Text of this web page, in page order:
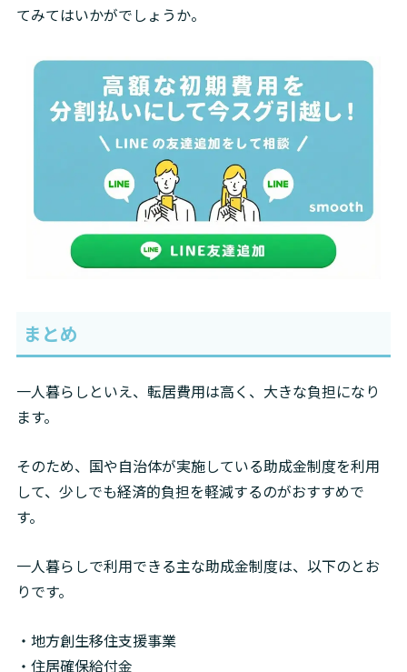
てみてはいかがでしょうか。
まとめ
一人暮らしといえ、転居費用は高く、大きな負担になり
ます。
そのため、国や自治体が実施している助成金制度を利用
して、少しでも経済的負担を軽減するのがおすすめで
す。
一人暮らしで利用できる主な助成金制度は、以下のとお
りです。
・地方創生移住支援事業
・住居確保給付金